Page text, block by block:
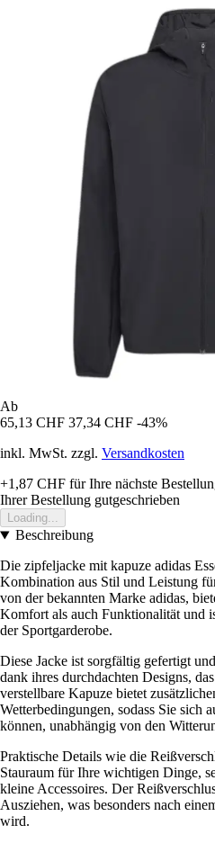
Ab
65,13 CHF 37,34 CHF -43%
inkl. MwSt. zzgl. Versandkosten
+1,87 CHF für Ihre nächste
Ihrer Bestellung gutgeschrieben
Loading...
Beschreibung
Die zipfeljacke mit kapuze adidas
Kombination aus Stil und Leistung
von der bekannten Marke adidas,
Komfort als auch Funktionalität und
der Sportgarderobe.
Diese Jacke ist sorgfältig gefertigt
dank ihres durchdachten Designs,
verstellbare Kapuze bietet
Wetterbedingungen, sodass Sie sich
können, unabhängig von den
Praktische Details wie die
Stauraum für Ihre wichtigen Dinge,
kleine Accessoires. Der
Ausziehen, was besonders nach
wird.